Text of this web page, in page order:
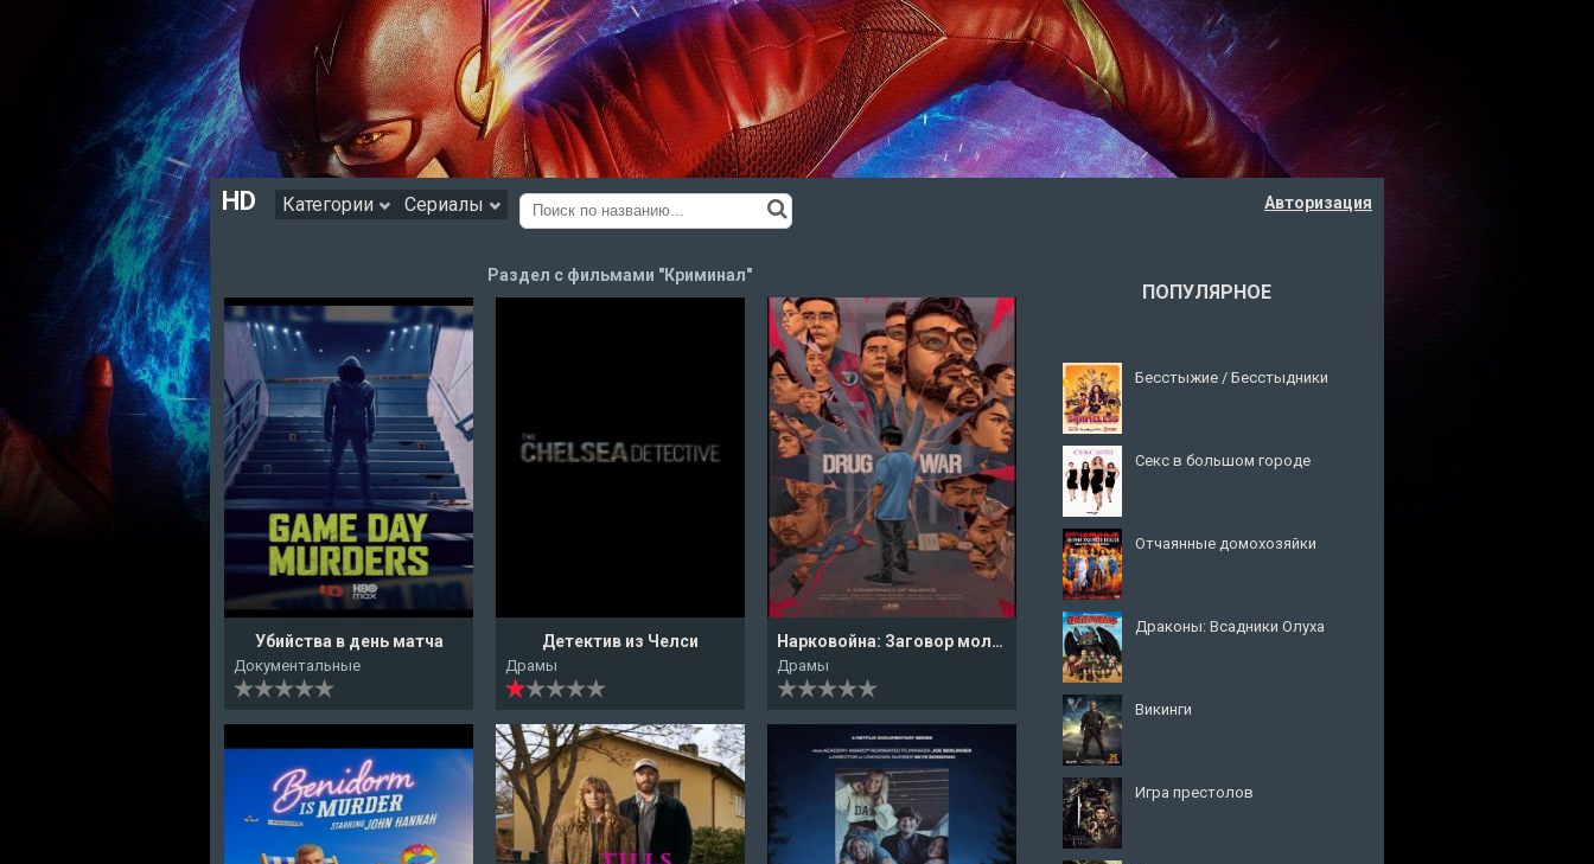
HD Категории Сериалы Авторизация
Раздел с фильмами "Криминал"
Убийства в день матча
Документальные
Детектив из Челси
Драмы
Нарковойна: Заговор молчания / Война с наркотиками: Молчание заговорщиков
Драмы
ПОПУЛЯРНОЕ
Бесстыжие / Бесстыдники
Секс в большом городе
Отчаянные домохозяйки
Драконы: Всадники Олуха
Викинги
Игра престолов